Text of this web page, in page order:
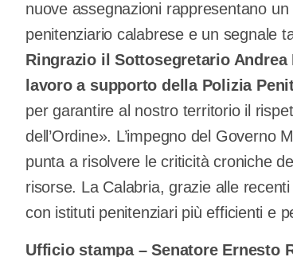
nuove assegnazioni rappresentano
penitenziario calabrese e un segnale
Ringrazio il Sottosegretario
lavoro a supporto della Polizia
per garantire al nostro territorio il
dell’Ordine». L’impegno del Governo
punta a risolvere le criticità croniche
risorse. La Calabria, grazie alle
con istituti penitenziari più efficienti e
Ufficio stampa – Senatore Ernesto